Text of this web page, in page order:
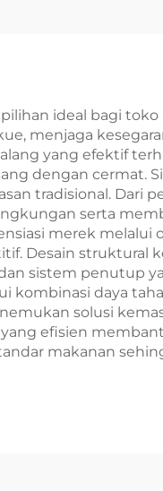
ideal bagi toko
menjaga
yang efektif
dengan cermat.
tradisional. Dari
serta
merek melalui
Desain struktural
sistem penutup
kombinasi daya
solusi
efisien
makanan